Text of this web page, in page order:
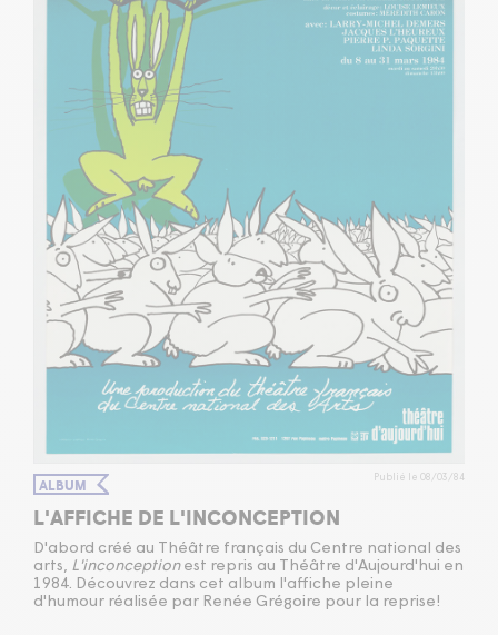
ALBUM Publié le 08/03/84
L'AFFICHE DE L'INCONCEPTION
D'abord créé au Théâtre français du Centre national des
arts, L'inconceptionest repris au Théâtre d'Aujourd'hui en
1984. Découvrez dans cet album l'affiche pleine
d'humour réalisée par Renée Grégoire pour la reprise!